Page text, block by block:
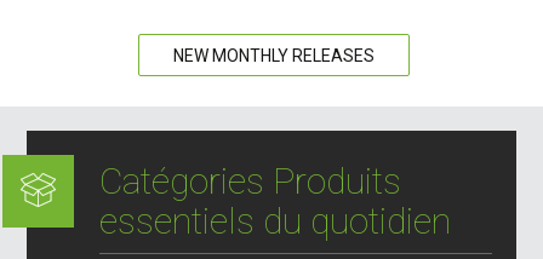
NEW MONTHLY RELEASES
Catégories Produits
essentiels du quotidien